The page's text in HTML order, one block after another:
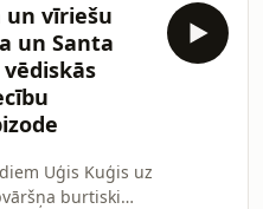
gadā. Tā
cenzūra to
tika pārdodas
2025.
lai saprastu,
aizvien, bet
un vīriešu
un Santa
Uģis Kuģis uz
burtiski